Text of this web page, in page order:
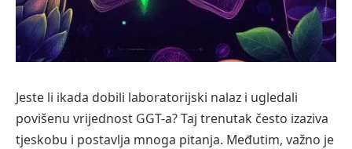
Jeste li ikada dobili laboratorijski nalaz i ugledali
povišenu vrijednost GGT-a? Taj trenutak često izaziva
tjeskobu i postavlja mnoga pitanja. Međutim, važno je